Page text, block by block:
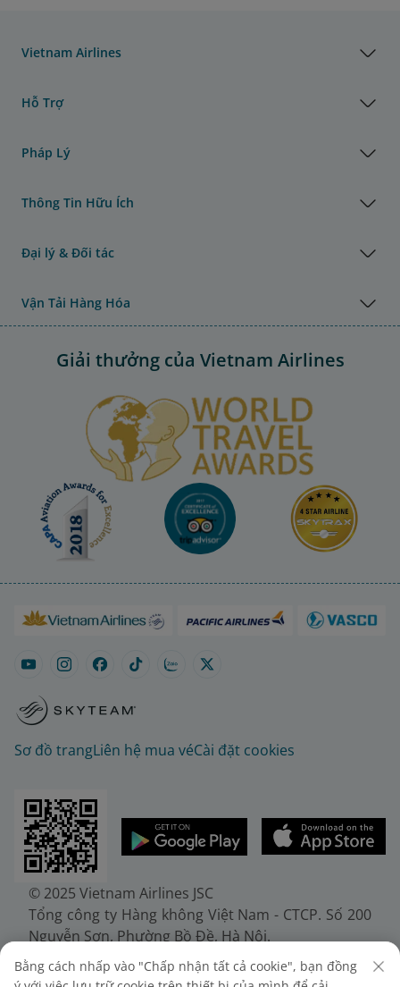
Vietnam Airlines
Hỗ Trợ
Pháp Lý
Thông Tin Hữu Ích
Đại lý & Đối tác
Vận Tải Hàng Hóa
Giải thưởng của Vietnam Airlines
Sơ đồ trangLiên hệ mua véCài đặt cookies
© 2025 Vietnam Airlines JSC
Tổng công ty Hàng không Việt Nam - CTCP. Số 200
Nguyễn Sơn, Phường Bồ Đề, Hà Nội.
Điện thoại: (+84-24) 38272289. Fax: (+84-24)
38722375
Bằng cách nhấp vào "Chấp nhận tất cả cookie", bạn đồng